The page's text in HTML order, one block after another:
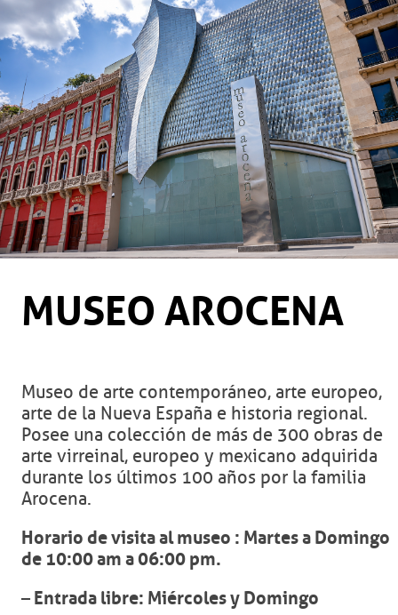
MUSEO AROCENA
Museo de arte contemporáneo, arte europeo,
arte de la Nueva España e historia regional.
Posee una colección de más de 300 obras de
arte virreinal, europeo y mexicano adquirida
durante los últimos 100 años por la familia
Arocena.
Horario de visita al museo : Martes a Domingo
de 10:00 am a 06:00 pm.
– Entrada libre: Miércoles y Domingo